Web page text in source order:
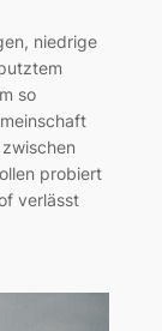
niedrige
so
probiert
verlässt